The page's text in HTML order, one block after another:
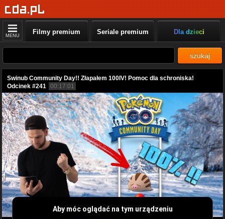
MENU Filmy premium Seriale premium Dla dzieci
szukaj
Swinub Community Day!! Złapałem 100IV! Pomoc dla schroniska!
Odcinek #241 00:17:01
Aby móc oglądać na tym urządzeniu